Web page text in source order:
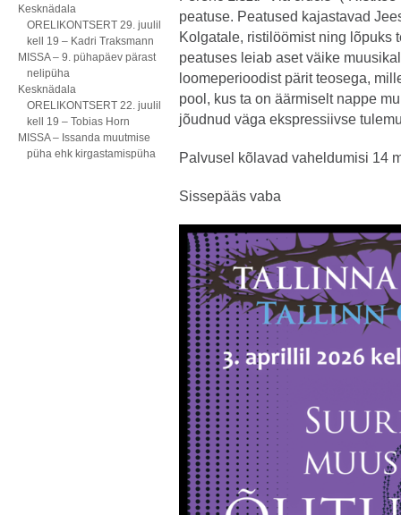
Kesknädala
ORELIKONTSERT 29. juulil
kell 19 – Kadri Traksmann
MISSA – 9. pühapäev pärast
nelipüha
Kesknädala
ORELIKONTSERT 22. juulil
kell 19 – Tobias Horn
MISSA – Issanda muutmise
püha ehk kirgastamispüha
peatuse. Peatused kajastavad
Kolgatale, ristilöömist ning lõpuks
peatuses leiab aset väike
loomeperioodist pärit teosega,
pool, kus ta on äärmiselt nappe
jõudnud väga ekspressiivse
Palvusel kõlavad vaheldumisi 14
Sissepääs vaba